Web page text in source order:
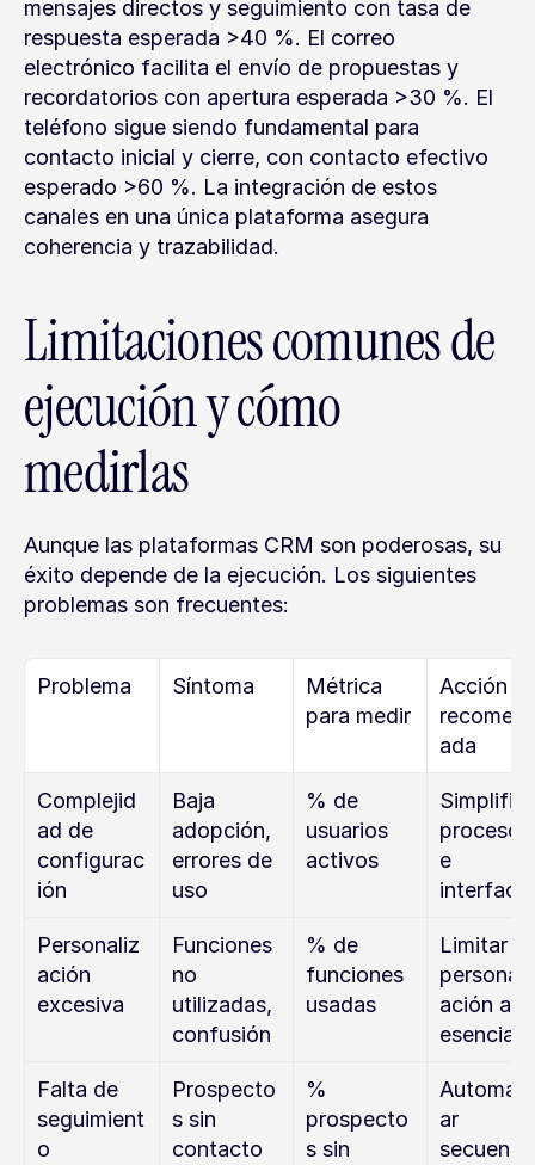
mensajes directos y seguimiento con tasa de
respuesta esperada >40 %. El correo
electrónico facilita el envío de propuestas y
recordatorios con apertura esperada >30 %. El
teléfono sigue siendo fundamental para
contacto inicial y cierre, con contacto efectivo
esperado >60 %. La integración de estos
canales en una única plataforma asegura
coherencia y trazabilidad.
Limitaciones comunes de
ejecución y cómo
medirlas
Aunque las plataformas CRM son poderosas, su
éxito depende de la ejecución. Los siguientes
problemas son frecuentes:
Problema Síntoma
Métrica
para medir
Acción
ada
Complejid
ad de
configurac
ión
Baja
adopción,
errores de
uso
% de
usuarios
activos
procesos
e
Personaliz
ación
excesiva
Funciones
no
utilizadas,
confusión
% de
funciones
usadas
Limitar
ación a lo
esencial
Falta de
seguimient
o
Prospecto
s sin
contacto
%
prospecto
s sin
ar